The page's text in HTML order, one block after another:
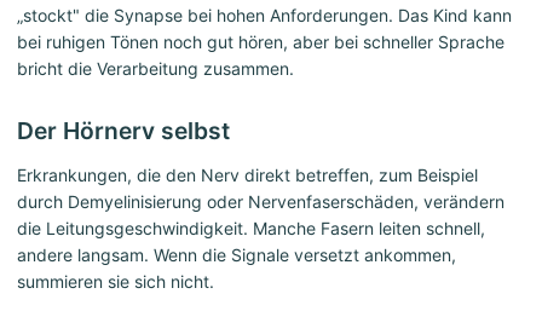
„stockt" die Synapse bei hohen Anforderungen. Das Kind kann
bei ruhigen Tönen noch gut hören, aber bei schneller Sprache
bricht die Verarbeitung zusammen.
Der Hörnerv selbst
Erkrankungen, die den Nerv direkt betreffen, zum Beispiel
durch Demyelinisierung oder Nervenfaserschäden, verändern
die Leitungsgeschwindigkeit. Manche Fasern leiten schnell,
andere langsam. Wenn die Signale versetzt ankommen,
summieren sie sich nicht.